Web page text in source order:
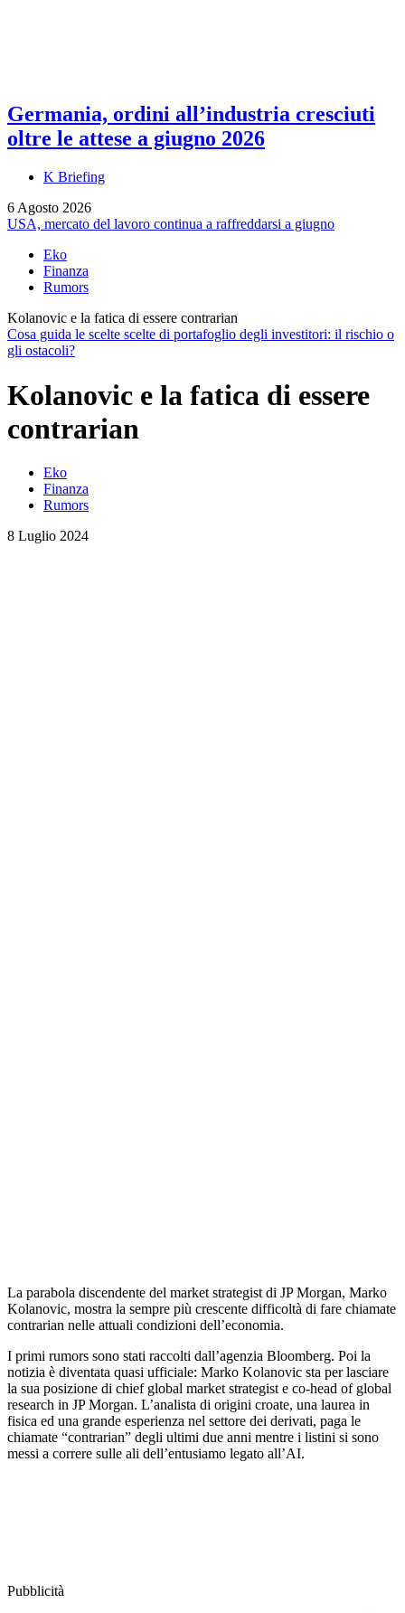
Germania, ordini all’industria cresciuti
oltre le attese a giugno 2026
K Briefing
6 Agosto 2026
USA, mercato del lavoro continua a raffreddarsi a giugno
Eko
Finanza
Rumors
Kolanovic e la fatica di essere contrarian
Cosa guida le scelte scelte di portafoglio degli investitori: il rischio o
gli ostacoli?
Kolanovic e la fatica di essere
contrarian
Eko
Finanza
Rumors
8 Luglio 2024
La parabola discendente del market strategist di JP Morgan, Marko
Kolanovic, mostra la sempre più crescente difficoltà di fare chiamate
contrarian nelle attuali condizioni dell’economia.
I primi rumors sono stati raccolti dall’agenzia Bloomberg. Poi la
notizia è diventata quasi ufficiale: Marko Kolanovic sta per lasciare
la sua posizione di chief global market strategist e co-head of global
research in JP Morgan. L’analista di origini croate, una laurea in
fisica ed una grande esperienza nel settore dei derivati, paga le
chiamate “contrarian” degli ultimi due anni mentre i listini si sono
messi a correre sulle ali dell’entusiamo legato all’AI.
Pubblicità